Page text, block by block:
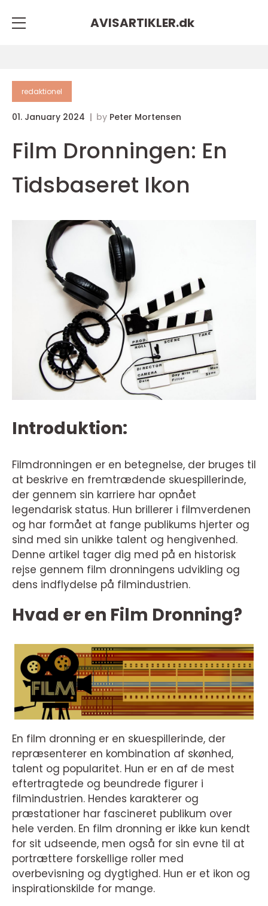
AVISARTIKLER.dk
redaktionel
01. January 2024 by Peter Mortensen
Film Dronningen: En
Tidsbaseret Ikon
Introduktion:
Filmdronningen er en betegnelse, der bruges til
at beskrive en fremtrædende skuespillerinde,
der gennem sin karriere har opnået
legendarisk status. Hun brillerer i filmverdenen
og har formået at fange publikums hjerter og
sind med sin unikke talent og hengivenhed.
Denne artikel tager dig med på en historisk
rejse gennem film dronningens udvikling og
dens indflydelse på filmindustrien.
Hvad er en Film Dronning?
En film dronning er en skuespillerinde, der
repræsenterer en kombination af skønhed,
talent og popularitet. Hun er en af de mest
eftertragtede og beundrede figurer i
filmindustrien. Hendes karakterer og
præstationer har fascineret publikum over
hele verden. En film dronning er ikke kun kendt
for sit udseende, men også for sin evne til at
portrættere forskellige roller med
overbevisning og dygtighed. Hun er et ikon og
inspirationskilde for mange.